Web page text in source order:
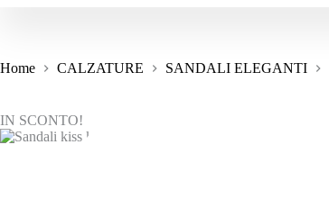
Home CALZATURE SANDALI ELEGANTI
IN SCONTO!